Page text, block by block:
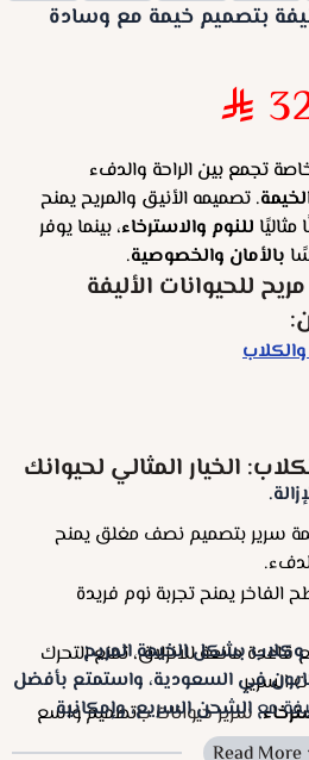
بتصميم خيمة مع وسادة
تجمع بين الراحة والدفء
. تصميمه الأنيق والمريح يمنح
للنوم والاسترخاء، بينما يوفر
بالأمان والخصوصية.
للحيوانات الأليفة
الخيار المثالي لحيوانك
سرير بتصميم نصف مغلق يمنح
الفاخر يمنح تجربة نوم فريدة
قاعدة مانعة للانزلاق، تمنع التحرك
السرير.
: سرير حيوانات بتصميم واسع
والاستمتاع بمساحته الخاصة.
بشكل الخيمة المريح
بابون في السعودية، واستمتع بأفضل
مع الشحن السريع، وإمكانية
بالتقسيط على 4 دفعات بدون فوائد بالتعاون مع تمارا